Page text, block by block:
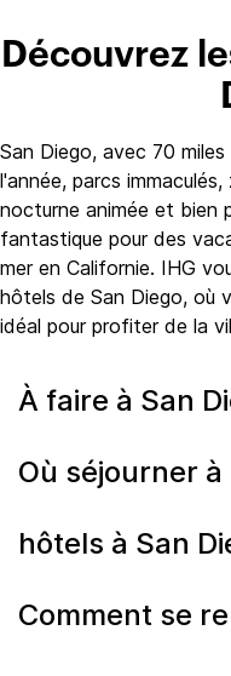
Découvrez
San Diego, avec 70
l'année, parcs
nocturne animée et bien
fantastique pour des
mer en Californie. IHG
hôtels de San Diego, où
idéal pour profiter de la
À faire à San
Où séjourner à
hôtels à San
Comment se